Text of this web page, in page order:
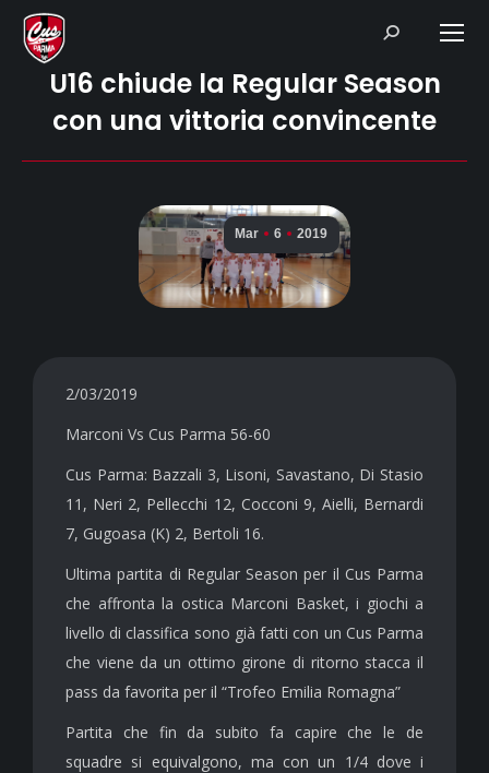
Search:
U16 chiude la Regular Season
con una vittoria convincente
Mar 6 2019
2/03/2019
Marconi Vs Cus Parma 56-60
Cus Parma: Bazzali 3, Lisoni, Savastano, Di Stasio
11, Neri 2, Pellecchi 12, Cocconi 9, Aielli, Bernardi
7, Gugoasa (K) 2, Bertoli 16.
Ultima partita di Regular Season per il Cus Parma
che affronta la ostica Marconi Basket, i giochi a
livello di classifica sono già fatti con un Cus Parma
che viene da un ottimo girone di ritorno stacca il
pass da favorita per il “Trofeo Emilia Romagna”
Partita che fin da subito fa capire che le de
squadre si equivalgono, ma con un 1/4 dove i